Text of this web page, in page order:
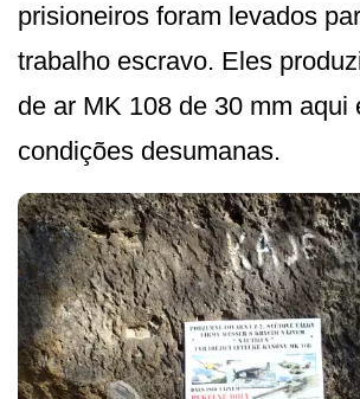
prisioneiros foram levados
trabalho escravo. Eles
de ar MK 108 de 30 mm aqui
condições desumanas.